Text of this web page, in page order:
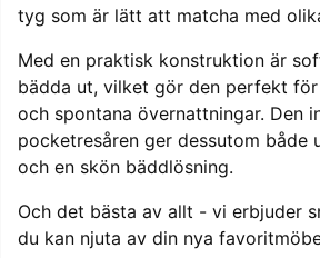
tyg som är lätt att matcha med
Med en praktisk konstruktion är
bädda ut, vilket gör den perfekt
och spontana övernattningar. Den
pocketresåren ger dessutom
och en skön bäddlösning.
Och det bästa av allt - vi erbjuder
du kan njuta av din nya